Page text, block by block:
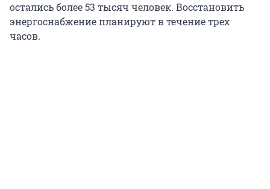
остались более 53 тысяч человек. Восстановить
энергоснабжение планируют в течение трех
часов.